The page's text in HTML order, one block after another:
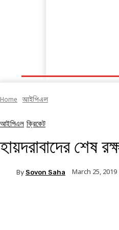
Home আইপিএল
আইপিএল ক্রিকেট
হায়দরাবাদের শেষ
By Sovon Saha March 25, 2019